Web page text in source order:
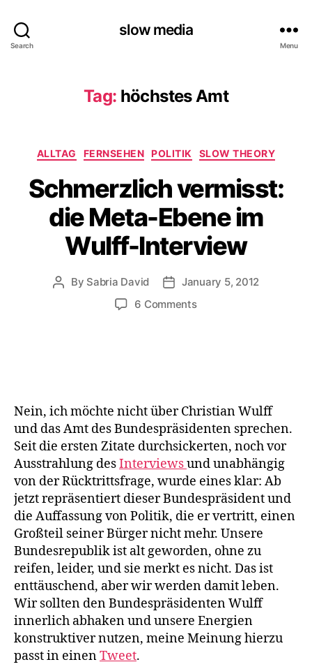
Search
slow media
Menu
Tag: höchstes Amt
Categories
ALLTAG FERNSEHEN POLITIK SLOW THEORY
Schmerzlich vermisst:
die Meta-Ebene im
Wulff-Interview
Post
By Sabria David
PostJanuary 5, 2012
6 Commentson
Wulff-
Interview
Nein, ich möchte nicht über Christian Wulff
und das Amt des Bundespräsidenten sprechen.
Seit die ersten Zitate durchsickerten, noch vor
Ausstrahlung desInterviewsund unabhängig
von der Rücktrittsfrage, wurde eines klar: Ab
jetzt repräsentiert dieser Bundespräsident und
die Auffassung von Politik, die er vertritt, einen
Großteil seiner Bürger nicht mehr. Unsere
Bundesrepublik ist alt geworden, ohne zu
reifen, leider, und sie merkt es nicht. Das ist
enttäuschend, aber wir werden damit leben.
Wir sollten den Bundespräsidenten Wulff
innerlich abhaken und unsere Energien
konstruktiver nutzen, meine Meinung hierzu
passt in einenTweet.